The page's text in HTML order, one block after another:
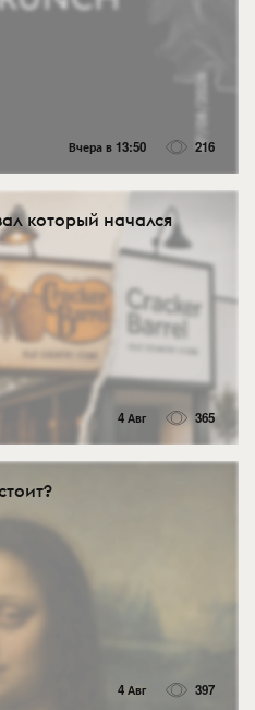
Вчера в 13:50 216
который начался
4 Авг 365
4 Авг 397